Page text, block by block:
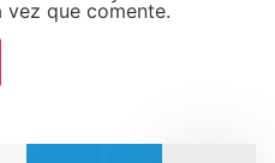
que comente.